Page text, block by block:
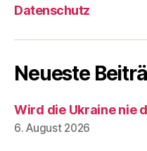
Datenschutz
Neueste
Wird die Ukraine nie
6. August 2026